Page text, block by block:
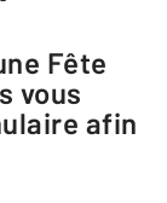
vous
afin